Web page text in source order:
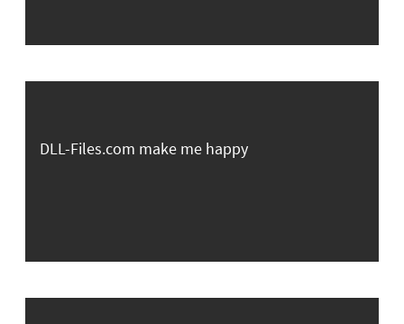
DLL-Files.com make me happy